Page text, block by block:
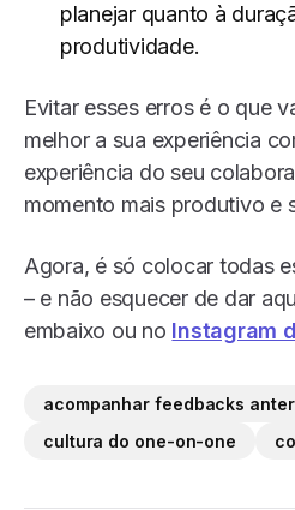
planejar quanto à
produtividade.
Evitar esses erros é o que
melhor a sua experiência
experiência do seu
momento mais produtivo e
Agora, é só colocar todas
– e não esquecer de dar
embaixo ou no Instagram
acompanhar feedbacks
cultura do one-on-one